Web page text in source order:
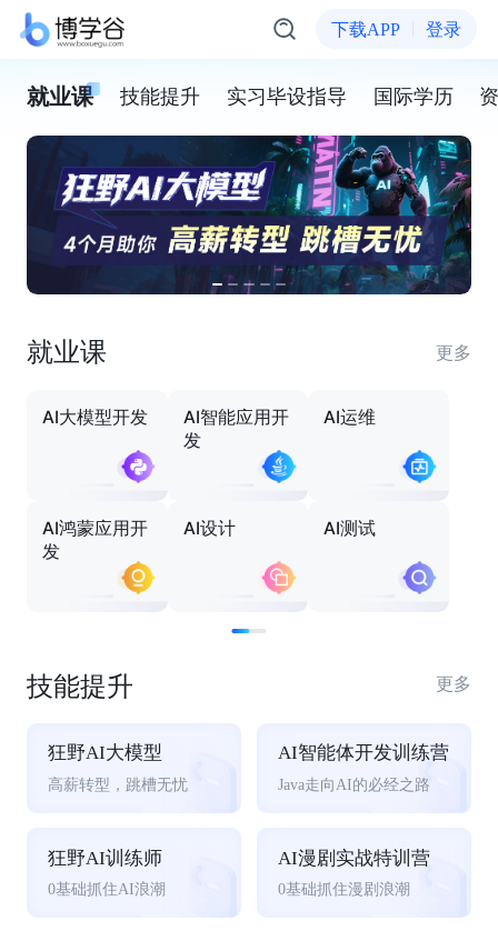
下载APP 登录
就业课 技能提升 实习毕设指导 国际学历
就业课 更多
AI大模型开发
AI智能应用开
发
AI运维
AI鸿蒙应用开
发
AI设计 AI测试
技能提升 更多
狂野AI大模型
高薪转型，跳槽无忧
AI智能体开发训练营
Java走向AI的必经之路
狂野AI训练师
0基础抓住AI浪潮
AI漫剧实战特训营
0基础抓住漫剧浪潮